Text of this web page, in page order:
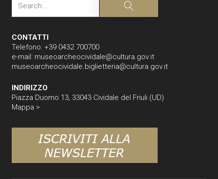
Search
CONTATTI
Telefono: +39 0432 700700
e-mail: museoarcheocividale@cultura.gov.it
museoarcheocividale.biglietteria@cultura.gov.it
INDIRIZZO
Piazza Duomo 13, 33043 Cividale del Friuli (UD)
Mappa >